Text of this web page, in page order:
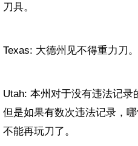
刀具。
Texas: 大德州见不得重力刀。
Utah: 本州对于没有违法记录
但是如果有数次违法记录，
不能再玩刀了。